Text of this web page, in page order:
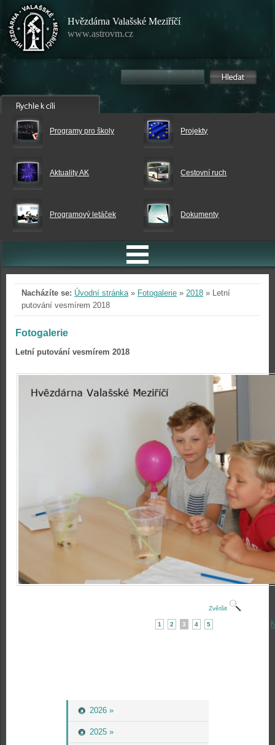
Hvězdárna Valašské Meziříčí
www.astrovm.cz
Programy pro školy Projekty
Aktuality AK Cestovní ruch
Programový letáček Dokumenty
2026 »
2025 »
Nacházíte se: Úvodní stránka» Fotogalerie » 2018 » Letní
putování vesmírem 2018
Fotogalerie
Letní putování vesmírem 2018
Zvětšit
1 2 3 4 5